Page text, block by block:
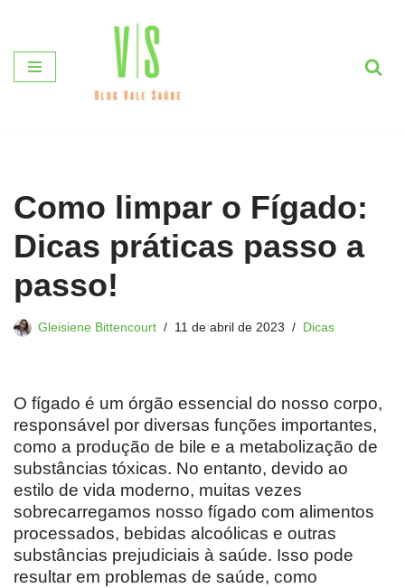
Pular
para
Como limpar o Fígado:
Dicas práticas passo a
passo!
Gleisiene Bittencourt 11 de abril de 2023 Dicas
O fígado é um órgão essencial do nosso corpo,
responsável por diversas funções importantes,
como a produção de bile e a metabolização de
substâncias tóxicas. No entanto, devido ao
estilo de vida moderno, muitas vezes
sobrecarregamos nosso fígado com alimentos
processados, bebidas alcoólicas e outras
substâncias prejudiciais à saúde. Isso pode
resultar em problemas de saúde, como